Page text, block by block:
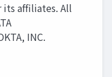
afﬁliates. All
INC.